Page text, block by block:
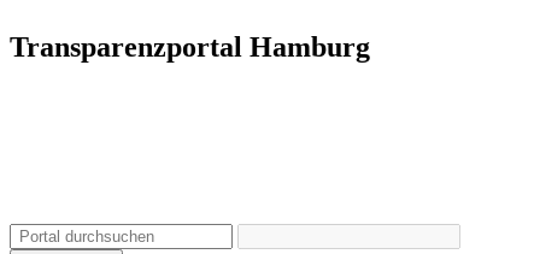
Transparenzportal Hamburg